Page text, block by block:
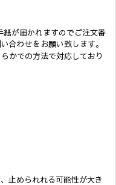
が届かれますのでご注文番
合わせをお願い致します。
かでの方法で対応しており
止められれる可能性が大き